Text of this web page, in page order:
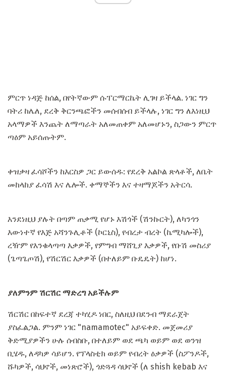
ምርጥ ነዳጅ ከሰል, በየትኛውም ሱፐርማርኬት ሊገዛ ይችላል. ነገር ግን
ባትሪ ከሌለ, ደረቅ ቅርንጫፎችን መሰብሰብ ይችላሉ, ነገር ግን ለእነዚህ
አላማዎች እንጨት ለማጣራት አለመጠቀም አለመሆኑን, ስጋውን ምርጥ
ጣዕም አይሰጡትም.
ቀዝቃዛ ፈሳሾችን ከእርስዎ ጋር ይውሰዱ: የደረቅ አልኮል ጽላቶች, ለቤት
መከላከያ ፈሳሽ እና ሌሎች. ቀማኞችን እና ተዛማጆችን አትርሳ.
እንደነዚህ ያሉት በጣም ጠቃሚ የሆኑ እሽጎች (ሽንኩርት), ለካንጎን
እውነተኛ የእጅ አሻንጉሊቶች (ኮርኒስ), የብረታ ብረት (ኬሚካሎች),
ረዥም የእንቁላጣጣ እቃዎች, የምግብ ማሸጊያ እቃዎች, የቡሽ መስሪያ
(ጌጣጌጦሽ), የሽርሽር እቃዎች (በተለይም ቡዴዴት) ከሆነ.
ያለምንም ሽርሽር ማድረግ አይችሉም
ሽርሽር በከፍተኛ ደረጃ ተካሂዶ ነበር, ስለዚህ በደንብ ማደራጀት
ያስፈልጋል. ምንም ነገር "namamotec" አይፍቀድ. መጀመሪያ
ቅድሚያዎችን ሁሉ ሰብስቡ, በተለይም ወደ ጫካ ወይም ወደ ወንዝ
ቢሄዱ, ለዳካዎ ሳይሆን. የፕላስቲክ ወይም የብረት ዕቃዎች (ስፖንዶች,
ሹካዎች, ሳህኖች, መነጽሮች), ጎድጓዳ ሳህኖች (ለ shish kebab እና